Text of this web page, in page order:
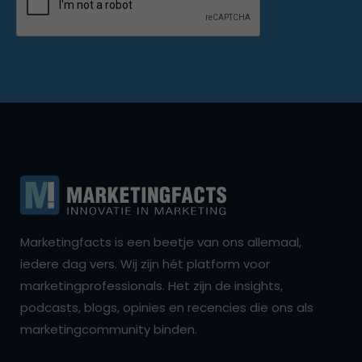
Marketingfacts is een beetje van ons allemaal,
iedere dag vers. Wij zijn hét platform voor
marketingprofessionals. Het zijn de insights,
podcasts, blogs, opinies en recencies die ons als
marketingcommunity binden.